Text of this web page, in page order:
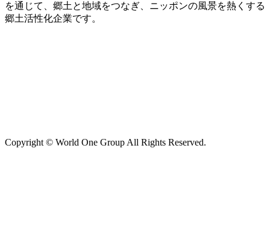
を通じて、郷土と地域をつなぎ、ニッポンの風景を熱くする
郷土活性化企業です。
Copyright © World One Group All Rights Reserved.